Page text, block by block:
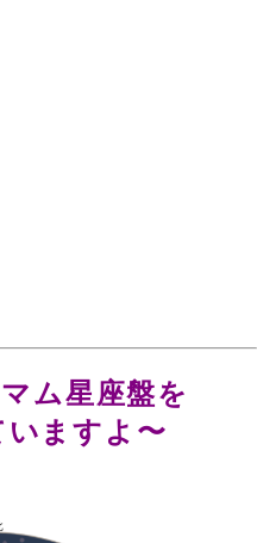
ム星座盤を
ますよ〜